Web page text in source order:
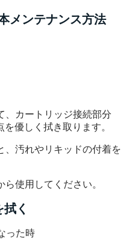
メンテナンス方法
、カートリッジ接続部分
を優しく拭き取ります。
、汚れやリキッドの付着を
使用してください。
く
った時